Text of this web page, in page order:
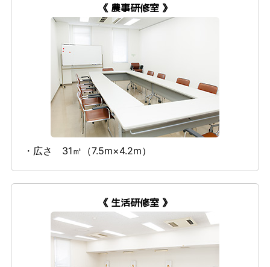
《 農事研修室 》
・広さ 31㎡（7.5m×4.2m）
《 生活研修室 》